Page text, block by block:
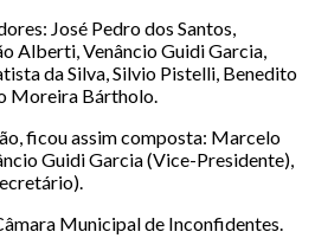
José Pedro dos Santos,
Alberti, Venâncio Guidi Garcia,
da Silva, Silvio Pistelli, Benedito
Moreira Bártholo.
ficou assim composta: Marcelo
Guidi Garcia (Vice-Presidente),
Municipal de Inconfidentes.